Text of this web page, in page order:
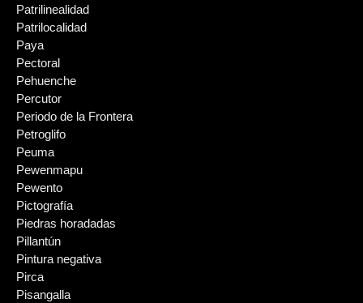
Patrilinealidad
Patrilocalidad
Paya
Pectoral
Pehuenche
Percutor
Periodo de la Frontera
Petroglifo
Peuma
Pewenmapu
Pewento
Pictografía
Piedras horadadas
Pillantún
Pintura negativa
Pirca
Pisangalla